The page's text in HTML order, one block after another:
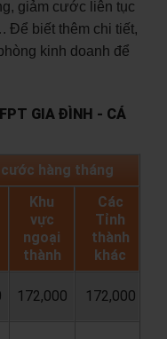
giảm cước liên tục
Để biết thêm chi tiết,
kinh doanh để
GIA ĐÌNH - CÁ
cước hàng tháng
Khu
vực
ngoại
thành
Các
Tỉnh
thành
khác
172,000 172,000